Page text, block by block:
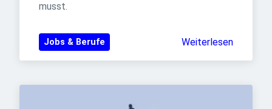
musst.
Jobs & Berufe Weiterlesen